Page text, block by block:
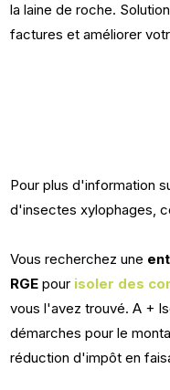
la laine de roche.
factures et améliorer
Pour plus d'information
d'insectes xylophages,
Vous recherchez une
RGE pour isoler des
vous l'avez trouvé. A +
démarches pour le
réduction d'impôt en